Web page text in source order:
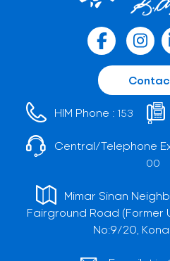
HIM Phone : 153
Central/Telephone
00
Mimar Sinan
Fairground Road (Former
No:9/20,